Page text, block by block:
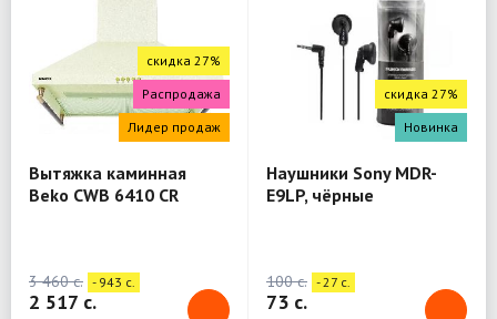
скидка 27%
Распродажа
Лидер продаж
Вытяжка каминная
Beko CWB 6410 CR
3 460 c. - 943 c.
2 517 c.
скидка 27%
Новинка
Наушники Sony MDR-
E9LP, чёрные
100 c. - 27 c.
73 c.